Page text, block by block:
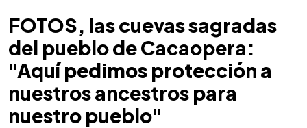
FOTOS, las cuevas sagradas
del pueblo de Cacaopera:
"Aquí pedimos protección a
nuestros ancestros para
nuestro pueblo"